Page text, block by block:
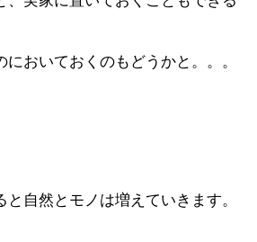
おいておくのもどうかと。。。
自然とモノは増えていきます。